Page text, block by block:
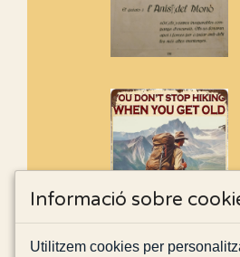
Informació sobre
Utilitzem cookies per